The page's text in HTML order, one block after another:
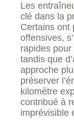
Les
clé dans la
Certains ont
offensives,
rapides
tandis que
approche
préserver
kilomètre
contribué à
imprévisible